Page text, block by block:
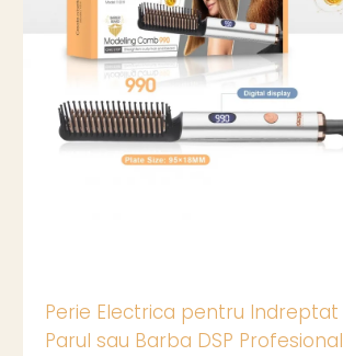
Perie Electrica pentru Indreptat
Parul sau Barba DSP Profesional